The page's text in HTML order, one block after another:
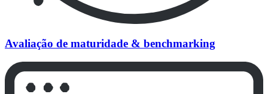
Avaliação de maturidade & benchmarking